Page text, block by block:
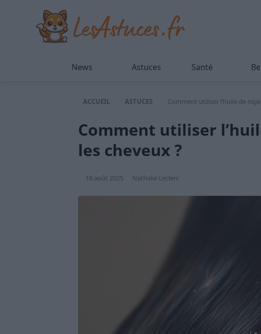
News Astuces Santé
ACCUEIL ASTUCES Comment utiliser l’huile de
Comment utiliser
les cheveux ?
18 août 2025 Nathalie Leclerc